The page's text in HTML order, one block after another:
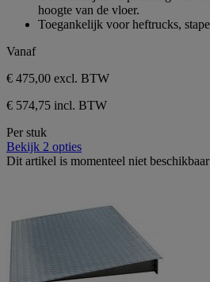
sterren.
beoordeling
hoogte van de vloer.
Toegankelijk voor heftrucks,
Vanaf
€ 475,00 excl. BTW
€ 574,75 incl. BTW
Per stuk
Bekijk 2 opties
Dit artikel is momenteel niet beschikbaar